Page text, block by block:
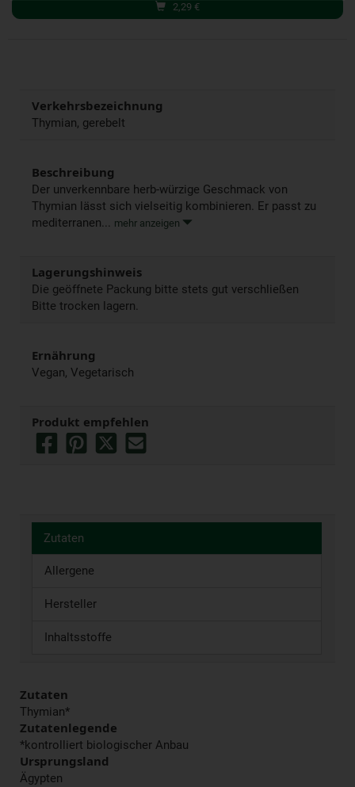
2,29 €
Verkehrsbezeichnung
Thymian, gerebelt
Beschreibung
Der unverkennbare herb-würzige Geschmack von
Thymian lässt sich vielseitig kombinieren. Er passt zu
mediterranen... mehr anzeigen
Lagerungshinweis
Die geöffnete Packung bitte stets gut verschließen
Bitte trocken lagern.
Ernährung
Vegan, Vegetarisch
Produkt empfehlen
Zutaten
Allergene
Hersteller
Inhaltsstoffe
Zutaten
Thymian*
Zutatenlegende
*kontrolliert biologischer Anbau
Ursprungsland
Ägypten